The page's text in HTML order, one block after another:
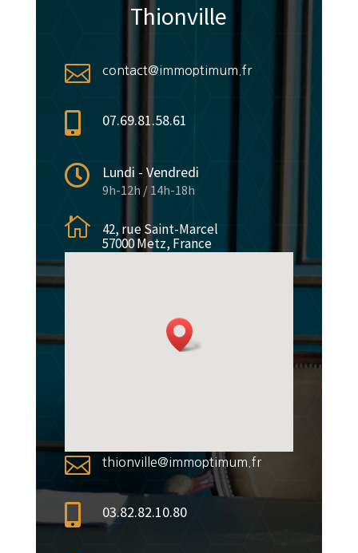
Thionville
 contact@immoptimum.fr
 07.69.81.58.61
 Lundi - Vendredi
9h-12h / 14h-18h

42, rue Saint-Marcel
57000 Metz, France
 thionville@immoptimum.fr
 03.82.82.10.80